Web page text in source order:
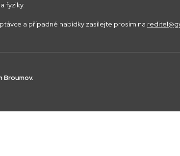
fyziky.
a případné nabídky zasílejte prosím na
Broumov.